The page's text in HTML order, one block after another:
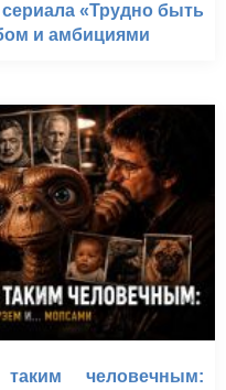
«Трудно быть
и амбициями
человечным: